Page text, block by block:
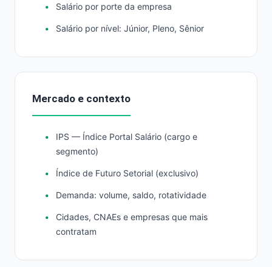
Salário por porte da empresa
Salário por nível: Júnior, Pleno, Sênior
Mercado e contexto
IPS — Índice Portal Salário (cargo e
segmento)
Índice de Futuro Setorial (exclusivo)
Demanda: volume, saldo, rotatividade
Cidades, CNAEs e empresas que mais
contratam